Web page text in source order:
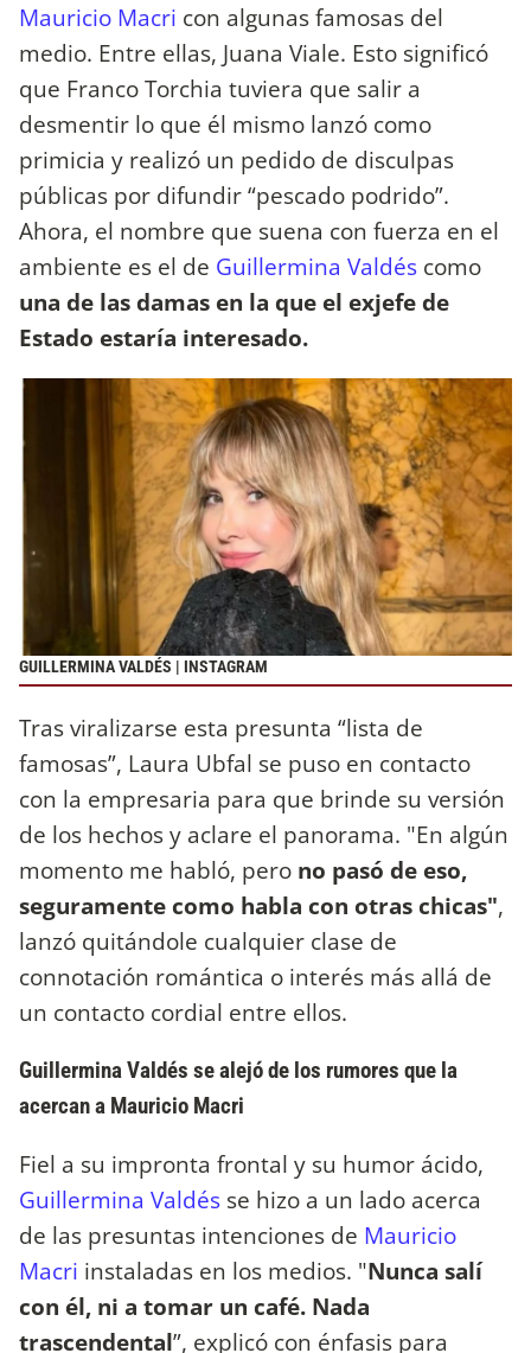
Mauricio Macri con algunas famosas del
medio. Entre ellas, Juana Viale. Esto significó
que Franco Torchia tuviera que salir a
desmentir lo que él mismo lanzó como
primicia y realizó un pedido de disculpas
públicas por difundir “pescado podrido”.
Ahora, el nombre que suena con fuerza en el
ambiente es el de Guillermina Valdés como
una de las damas en la que el exjefe de
Estado estaría interesado.
GUILLERMINA VALDÉS | INSTAGRAM
Tras viralizarse esta presunta “lista de
famosas”, Laura Ubfal se puso en contacto
con la empresaria para que brinde su versión
de los hechos y aclare el panorama. "En algún
momento me habló, pero no pasó de eso,
seguramente como habla con otras chicas",
lanzó quitándole cualquier clase de
connotación romántica o interés más allá de
un contacto cordial entre ellos.
Guillermina Valdés se alejó de los rumores que la
acercan a Mauricio Macri
Fiel a su impronta frontal y su humor ácido,
Guillermina Valdés se hizo a un lado acerca
de las presuntas intenciones de Mauricio
Macri instaladas en los medios. "Nunca salí
con él, ni a tomar un café. Nada
trascendental”, explicó con énfasis para